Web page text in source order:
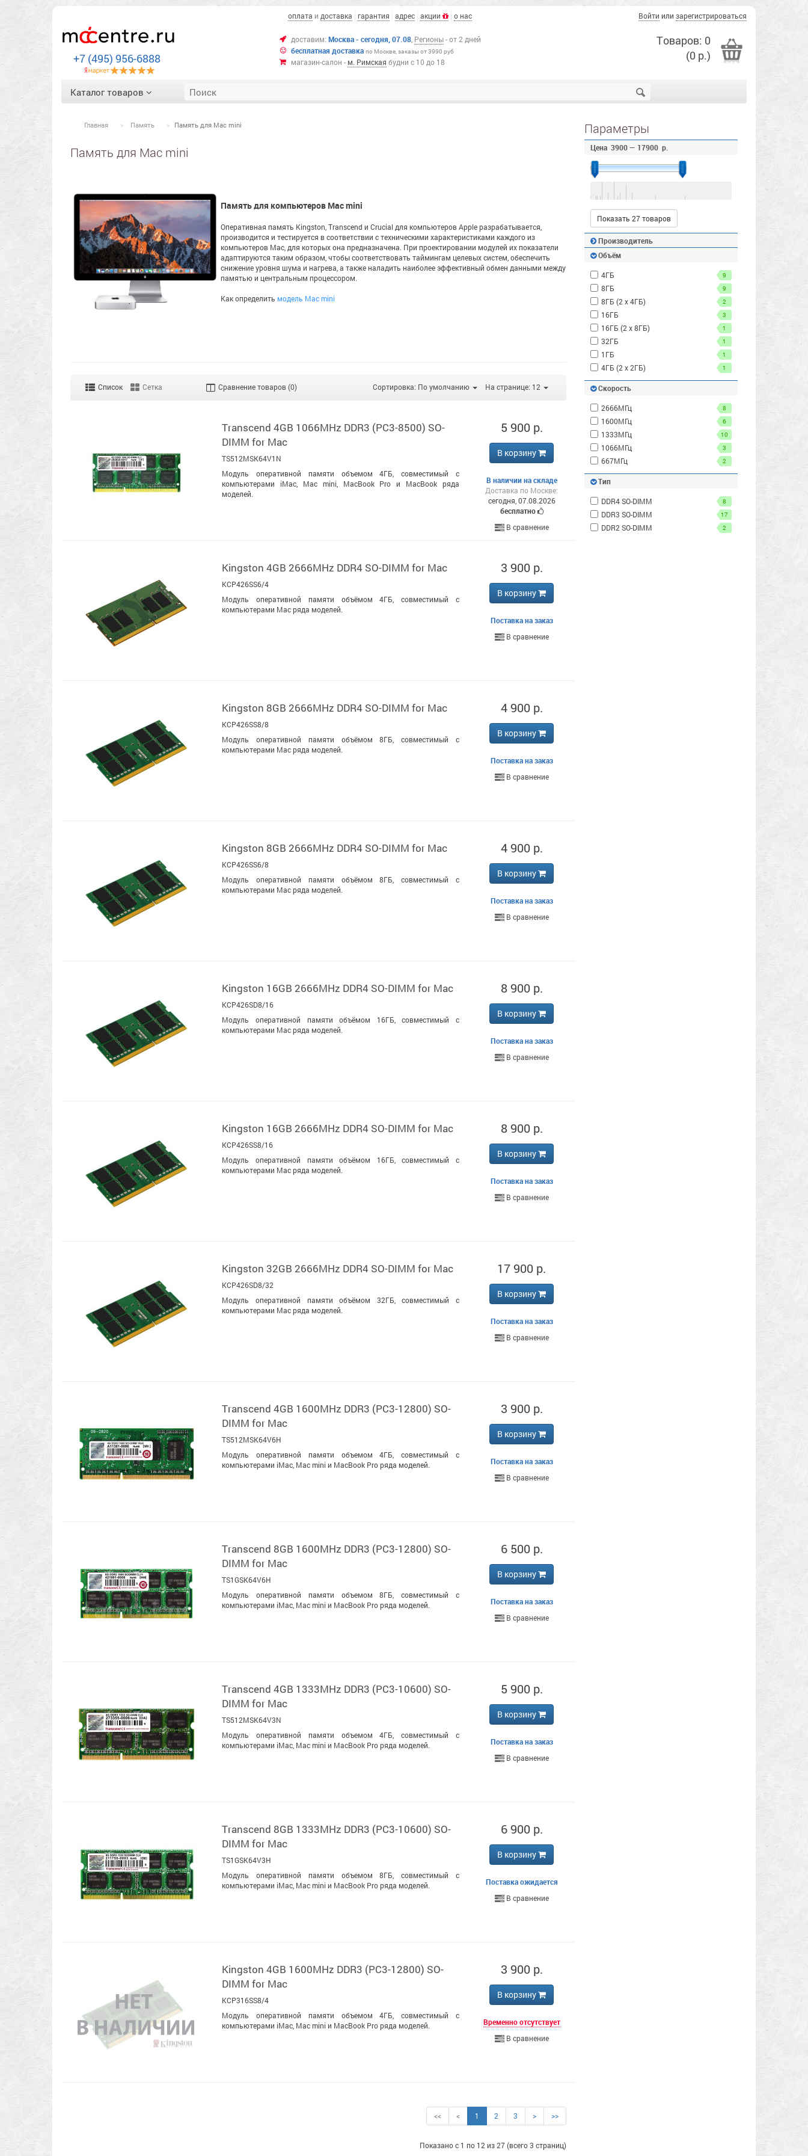
оплата и доставка гарантия адрес акции о нас
+7 (495) 956-6888
доставим: Москва - сегодня, 07.08, Регионы- от 2 дней
бесплатная доставка по Москве,заказы от 3990 руб
магазин-салон - м. Римская будни с 10 до 18
Войти или зарегистрироваться
Товаров: 0
(0 р.)
Каталог товаров
Главная Память Память для Mac mini
Память для Mac mini
Память для компьютеров Mac mini
Оперативная память Kingston, Transcend и Crucial для компьютеров Apple разрабатывается,
производится и тестируется в соответствии с техническими характеристиками каждого из
компьютеров Mac, для которых она предназначена. При проектировании модулей их показатели
адаптируются таким образом, чтобы соответствовать таймингам целевых систем, обеспечить
снижение уровня шума и нагрева, а также наладить наиболее эффективный обмен данными между
памятью и центральным процессором.
Как определить модель Mac mini
Список Сетка Сравнение товаров (0) Сортировка: По умолчанию На странице: 12
Transcend 4GB 1066MHz DDR3 (PC3-8500) SO-
DIMM for Mac
TS512MSK64V1N
Модуль оперативной памяти объемом 4ГБ, совместимый с
компьютерами iMac, Mac mini, MacBook Pro и MacBook ряда
моделей.
5 900 р.
В корзину
В наличии на складе
Доставка по Москве:
сегодня, 07.08.2026
бесплатно
В сравнение
Kingston 4GB 2666MHz DDR4 SO-DIMM for Mac
KCP426SS6/4
Модуль оперативной памяти объёмом 4ГБ, совместимый с
компьютерами Mac ряда моделей.
3 900 р.
В корзину
Поставка на заказ
В сравнение
Kingston 8GB 2666MHz DDR4 SO-DIMM for Mac
KCP426SS8/8
Модуль оперативной памяти объёмом 8ГБ, совместимый с
компьютерами Mac ряда моделей.
4 900 р.
В корзину
Поставка на заказ
В сравнение
Kingston 8GB 2666MHz DDR4 SO-DIMM for Mac
KCP426SS6/8
Модуль оперативной памяти объёмом 8ГБ, совместимый с
компьютерами Mac ряда моделей.
4 900 р.
В корзину
Поставка на заказ
В сравнение
Kingston 16GB 2666MHz DDR4 SO-DIMM for Mac
KCP426SD8/16
Модуль оперативной памяти объёмом 16ГБ, совместимый с
компьютерами Mac ряда моделей.
8 900 р.
В корзину
Поставка на заказ
В сравнение
Kingston 16GB 2666MHz DDR4 SO-DIMM for Mac
KCP426SS8/16
Модуль оперативной памяти объёмом 16ГБ, совместимый с
компьютерами Mac ряда моделей.
8 900 р.
В корзину
Поставка на заказ
В сравнение
Kingston 32GB 2666MHz DDR4 SO-DIMM for Mac
KCP426SD8/32
Модуль оперативной памяти объёмом 32ГБ, совместимый с
компьютерами Mac ряда моделей.
17 900 р.
В корзину
Поставка на заказ
В сравнение
Transcend 4GB 1600MHz DDR3 (PC3-12800) SO-
DIMM for Mac
TS512MSK64V6H
Модуль оперативной памяти объемом 4ГБ, совместимый с
компьютерами iMac, Mac mini и MacBook Pro ряда моделей.
3 900 р.
В корзину
Поставка на заказ
В сравнение
Transcend 8GB 1600MHz DDR3 (PC3-12800) SO-
DIMM for Mac
TS1GSK64V6H
Модуль оперативной памяти объемом 8ГБ, совместимый с
компьютерами iMac, Mac mini и MacBook Pro ряда моделей.
6 500 р.
В корзину
Поставка на заказ
В сравнение
Transcend 4GB 1333MHz DDR3 (PC3-10600) SO-
DIMM for Mac
TS512MSK64V3N
Модуль оперативной памяти объемом 4ГБ, совместимый с
компьютерами iMac, Mac mini и MacBook Pro ряда моделей.
5 900 р.
В корзину
Поставка на заказ
В сравнение
Transcend 8GB 1333MHz DDR3 (PC3-10600) SO-
DIMM for Mac
TS1GSK64V3H
Модуль оперативной памяти объемом 8ГБ, совместимый с
компьютерами iMac, Mac mini и MacBook Pro ряда моделей.
6 900 р.
В корзину
Поставка ожидается
В сравнение
Kingston 4GB 1600MHz DDR3 (PC3-12800) SO-
DIMM for Mac
KCP316SS8/4
Модуль оперативной памяти объемом 4ГБ, совместимый с
компьютерами iMac, Mac mini и MacBook Pro ряда моделей.
3 900 р.
В корзину
Временно отсутствует
В сравнение
<< < 1 2 3 > >>
Показано с 1 по 12 из 27 (всего 3 страниц)
Параметры
Цена 3900— 17900 р.
Показать 27 товаров
Производитель
Объём
4ГБ 9
8ГБ 9
8ГБ (2 x 4ГБ) 2
16ГБ 3
16ГБ (2 x 8ГБ) 1
32ГБ 1
1ГБ 1
4ГБ (2 x 2ГБ) 1
Скорость
2666МГц 8
1600МГц 6
1333МГц 10
1066МГц 3
667МГц 2
Тип
DDR4 SO-DIMM 8
DDR3 SO-DIMM 17
DDR2 SO-DIMM 2